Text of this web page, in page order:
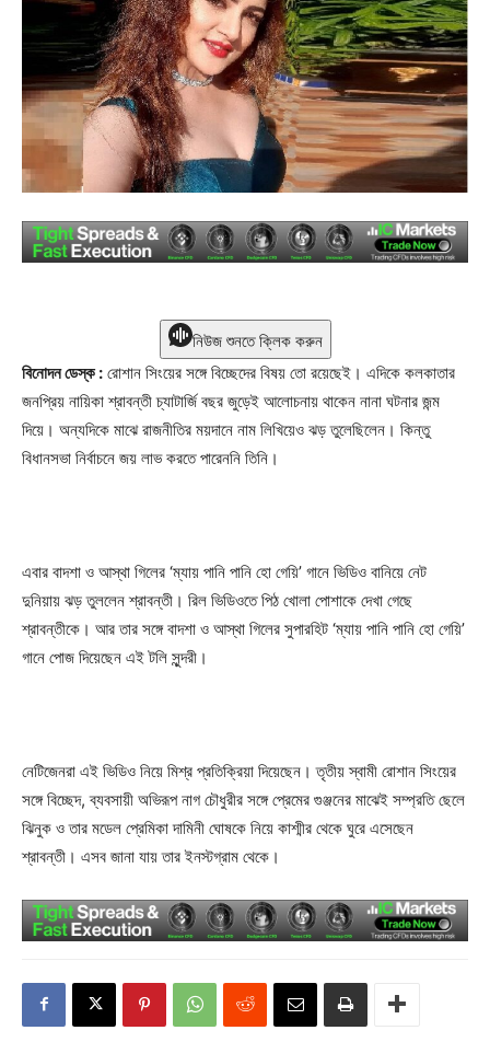
নিউজ শুনতে ক্লিক করুন
বিনোদন ডেস্ক : রোশান সিংয়ের সঙ্গে বিচ্ছেদের বিষয় তো রয়েছেই। এদিকে কলকাতার
জনপ্রিয় নায়িকা শ্রাবন্তী চ্যাটার্জি বছর জুড়েই আলোচনায় থাকেন নানা ঘটনার জন্ম
দিয়ে। অন্যদিকে মাঝে রাজনীতির ময়দানে নাম লিখিয়েও ঝড় তুলেছিলেন। কিন্তু
বিধানসভা নির্বাচনে জয় লাভ করতে পারেননি তিনি।
এবার বাদশা ও আস্থা গিলের ‘ম্যায় পানি পানি হো গেয়ি’ গানে ভিডিও বানিয়ে নেট
দুনিয়ায় ঝড় তুললেন শ্রাবন্তী। রিল ভিডিওতে পিঠ খোলা পোশাকে দেখা গেছে
শ্রাবন্তীকে। আর তার সঙ্গে বাদশা ও আস্থা গিলের সুপারহিট ‘ম্যায় পানি পানি হো গেয়ি’
গানে পোজ দিয়েছেন এই টলি সুন্দরী।
নেটিজেনরা এই ভিডিও নিয়ে মিশ্র প্রতিক্রিয়া দিয়েছেন। তৃতীয় স্বামী রোশান সিংয়ের
সঙ্গে বিচ্ছেদ, ব্যবসায়ী অভিরূপ নাগ চৌধুরীর সঙ্গে প্রেমের গুঞ্জনের মাঝেই সম্প্রতি ছেলে
ঝিনুক ও তার মডেল প্রেমিকা দামিনী ঘোষকে নিয়ে কাশ্মীর থেকে ঘুরে এসেছেন
শ্রাবন্তী। এসব জানা যায় তার ইনস্টগ্রাম থেকে।